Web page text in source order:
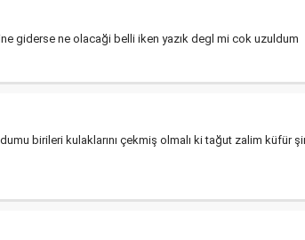
giderse ne olacaği belli iken yazık degl mi cok uzuldum
birileri kulaklarını çekmiş olmalı ki tağut zalim küfür